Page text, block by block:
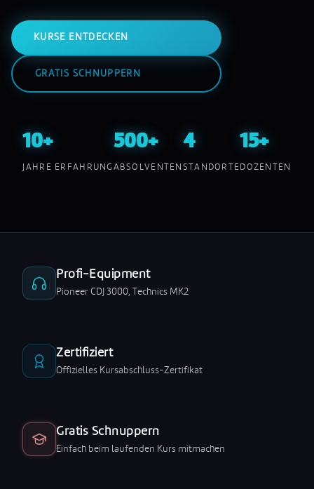
KURSE ENTDECKEN
GRATIS SCHNUPPERN
10+
JAHRE ERFAHRUNG
500+
ABSOLVENTEN
4
STANDORTE
15+
DOZENTEN
Profi-Equipment
Pioneer CDJ 3000, Technics MK2
Zertifiziert
Offizielles Kursabschluss-Zertifikat
Gratis Schnuppern
Einfach beim laufenden Kurs mitmachen